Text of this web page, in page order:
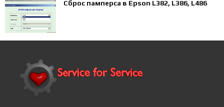
Сброс памперса в Epson L382, L386, L486